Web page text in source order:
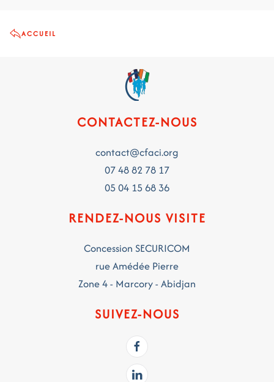
ACCUEIL
RENDEZ-NOUS VISITE
Concession SECURICOM
rue Amédée Pierre
Zone 4 - Marcory - Abidjan
CONTACTEZ-NOUS
contact@cfaci.org
07 48 82 78 17
05 04 15 68 36
SUIVEZ-NOUS